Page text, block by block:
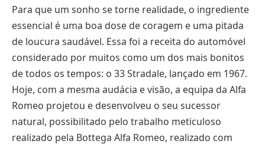
Para que um sonho se torne realidade, o ingrediente
essencial é uma boa dose de coragem e uma pitada
de loucura saudável. Essa foi a receita do automóvel
considerado por muitos como um dos mais bonitos
de todos os tempos: o 33 Stradale, lançado em 1967.
Hoje, com a mesma audácia e visão, a equipa da Alfa
Romeo projetou e desenvolveu o seu sucessor
natural, possibilitado pelo trabalho meticuloso
realizado pela Bottega Alfa Romeo, realizado com